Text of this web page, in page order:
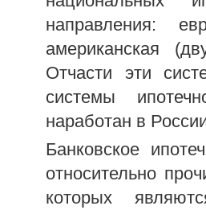
направления:
американская
Отчасти эти
системы
наработан в
Банковское
относительно
которых